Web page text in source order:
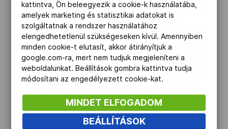
Budapest, 2008. július 26. Kásás Tamás, Varga
kattintva, Ön beleegyezik a cookie-k használatába,
amelyek marketing és statisztikai adatokat is
szolgáltatnak a rendszer használatához
elengedhetetlenül szükségeseken kívül. Amennyiben
minden cookie-t elutasít, akkor átirányítjuk a
google.com-ra, mert nem tudjuk megjeleníteni a
weboldalunkat. Beállítások gombra kattintva tudja
módosítani az engedélyezett cookie-kat.
MINDET ELFOGADOM
BEÁLLÍTÁSOK